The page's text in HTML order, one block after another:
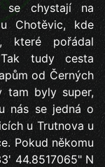
se chystají na
Chotěvic, kde
které pořádal
tudy cesta
od Černých
tam byly super,
nás se jedná o
u Trutnova u
Pokud někomu
44.8517065" N